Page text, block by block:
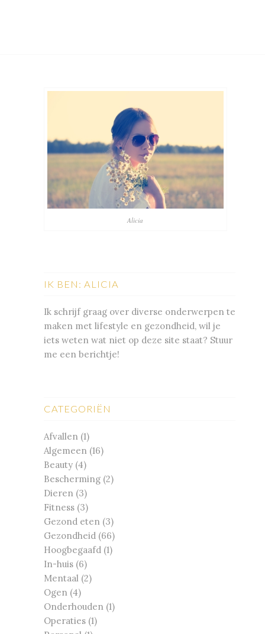
Alicia
IK BEN: ALICIA
Ik schrijf graag over diverse onderwerpen te
maken met lifestyle en gezondheid, wil je
iets weten wat niet op deze site staat? Stuur
me een berichtje!
CATEGORIËN
Afvallen (1)
Algemeen (16)
Beauty(4)
Bescherming(2)
Dieren (3)
Fitness(3)
Gezond eten (3)
Gezondheid (66)
Hoogbegaafd (1)
In-huis(6)
Mentaal (2)
Ogen (4)
Onderhouden (1)
Operaties(1)